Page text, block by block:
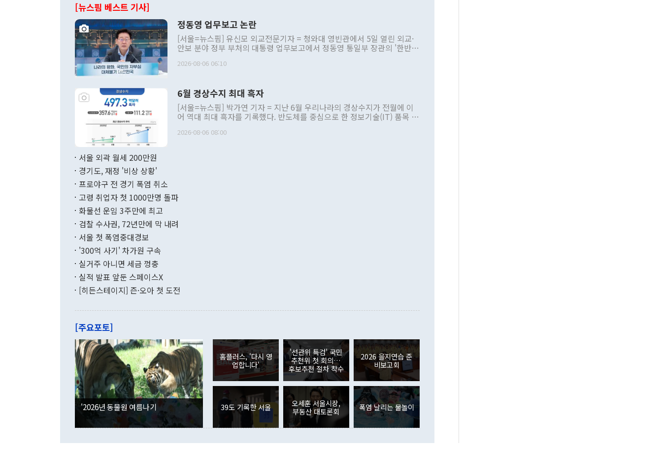
[뉴스핌 베스트 기사]
정동영 업무보고 논란
[서울=뉴스핌] 유신모 외교전문기자 = 청와대 영빈관에서 5일 열린 외교·
안보 분야 정부 부처의 대통령 업무보고에서 정동영 통일부 장관의 '한반도
발언 중에는 정부 내 조율을 거치지 않은 사안을 정책으로 추진하겠다고 공
주의적 희망에 근거한 비현실적 구상'이라는 비판을 내놨다. 그동안 정 장
관의 대북 정책 관련 발언이 물의를 빚은 적은 여러 번 있지만 대통령과 유
관 부처 장관이 공개적으로 부정적 입장을 표명한 것은 이례적이다. 정 장
관의 무리한 대북 접근법과 월권을 제어해야 한다는 목소리도 높아지고 있
다. [정동영 통일부 장관이 지난달 23일 오후 서울 종로구 정부서울청사에
무너졌다고도 했다. 또 "현 시점에서 흘러간 선(先)비핵화만 되뇌는 것은
함께 4자 대화의 동력을 확보하기 위해 최선을 다할 것"이라고 말했다. 하
"우리의 선의대로 하는 게 과연 한반도의 평화와 안정에 플러스냐, 결론적
관은 업무보고 사후 브리핑에서 정 장관이 언급한 '4자 회담'에 대해 "이상
이 9월 러시아 블라디보스토크에서 열리는 '동방경제포럼(EEF)'을 언급하
며 "정부 차원에서 (참석을) 검토하고 있다"고 발언한 데 대해서도 조 장관
은 "그것은 외교부의 몫"이라며 "아직 거기까지 진도가 나가지 않았다"고
잘랐다. 정 장관이 이날 소개한 대북 구상과 설명은 정부 내 조율을 거치지
않았다는 점에서 문제가 있다. 특히 주적 표현 대체와 국호 사용, 9·19 군
사합의 복원, 4자회담 추진 등은 통일부 장관이 결정할 사안이 아니어서 월
권이라는 지적이 나오고 있다. 이 대통령은 정 장관의 업무보고를 듣고 난
뒤 "여기 업무보고에 발표했다고 승인난 건 아니다"라고 재차 확인했다. 정
부의 한 소식통은 "정 장관의 발언 내용은 대부분 국가안전보장회의(NSC)
를 거쳐 결정된 사안이 아닌 정 장관의 개인적 생각에 가깝다"며 "안보 관
련 부처 장관이 정부의 공식 정책이 아닌 사안을 추진하겠다고 업무보고를
하고 대통령의 면전에서 '국군통수권자가 나서야 한다'고 주장한 것은 심각
2026-08-06 06:10
6월 경상수지 최대 흑자
[서울=뉴스핌] 박가연 기자 = 지난 6월 우리나라의 경상수지가 전월에 이
어 역대 최대 흑자를 기록했다. 반도체를 중심으로 한 정보기술(IT) 품목 수
료=한국은행] 한국은행이 6일 발표한 '2026년 6월 국제수지(잠정)'에 따르
며 월간 기준 처음으로 1000억달러를 넘어섰다. 상품수입은 644억8000만
196.9% 급증했고 컴퓨터·주변기기(SSD)는 282.7% 증가했다. IT 품목
수출은 160.4% 늘었으며 비IT 품목도 ▲석유제품(47.5%) ▲화공품
기록했지만 지식재산권사용료수지는 전월 흑자에서 4억4000만달러 적자
로 전환됐다. 본원소득수지는 배당소득을 중심으로 32억7000만달러 흑자
는 배당수입이 늘어난 데다 전월 분기배당에 따른 기저효과로 배당지급이
였던 올해 3월(369억9000만달러)을 넘어선 것이다. 직접투자에서는 내국
인의 해외투자가 80억1000만달러, 외국인의 국내투자가 46억3000만달러
각각 증가했다. 증권투자에서는 외국인의 국내 주식 매도세가 이어졌다. 외
국인의 국내 주식 투자는 차익실현 매도 등의 영향으로 316억1000만달러
감소하며 전월(-310억5000만달러)에 이어 역대 최대 순매도 기록을 다시
경신했다. 외국인의 국내 채권투자는 세계국채지수(WGBI) 자금 유입에도
분기 말 만기도래 영향으로 증가 폭이 줄어든 52억9000만달러를 기록했
다. 내국인의 해외 증권투자는 주식을 중심으로 35억6000만달러 증가했
다. eoyn2@newspim.com
2026-08-06 08:00
서울 외곽 월세 200만원
경기도, 재정 '비상 상황'
프로야구 전 경기 폭염 취소
고령 취업자 첫 1000만명 돌파
화물선 운임 3주만에 최고
검찰 수사권, 72년만에 막 내려
서울 첫 폭염중대경보
'300억 사기' 차가원 구속
실거주 아니면 세금 껑충
실적 발표 앞둔 스페이스X
[히든스테이지] 즌·오아 첫 도전
[주요포토]
'2026년 동물원 여름나기
홈플러스, '다시 영
업합니다'
'선관위 특검' 국민
추천위 첫 회의…
후보추천 절차 착수
2026 을지연습 준
비보고회
39도 기록한 서울
오세훈 서울시장,
부동산 대토론회
폭염 날리는 물놀이